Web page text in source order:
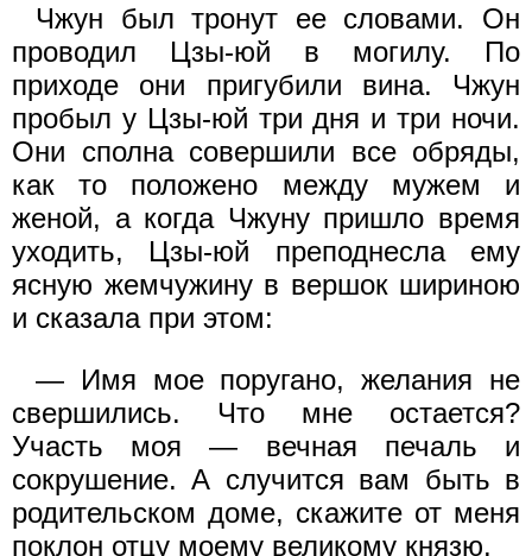
Чжун был тронут ее словами. Он
проводил Цзы-юй в могилу. По
приходе они пригубили вина. Чжун
пробыл у Цзы-юй три дня и три ночи.
Они сполна совершили все обряды,
как то положено между мужем и
женой, а когда Чжуну пришло время
уходить, Цзы-юй преподнесла ему
ясную жемчужину в вершок шириною
и сказала при этом:
— Имя мое поругано, желания не
свершились. Что мне остается?
Участь моя — вечная печаль и
сокрушение. А случится вам быть в
родительском доме, скажите от меня
поклон отцу моему великому князю.